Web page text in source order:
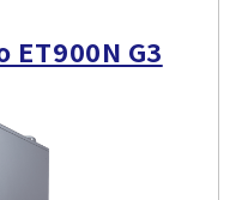
G3